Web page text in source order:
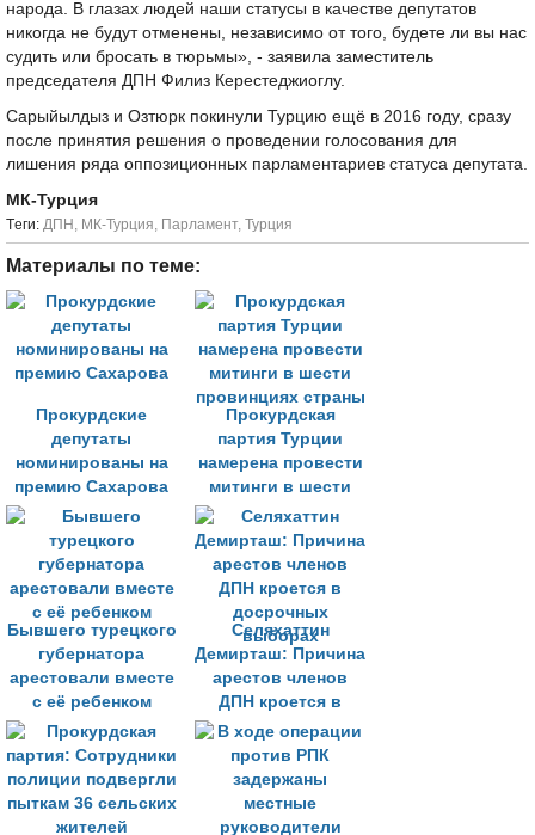
народа. В глазах людей наши статусы в качестве депутатов
никогда не будут отменены, независимо от того, будете ли вы нас
судить или бросать в тюрьмы», - заявила заместитель
председателя ДПН Филиз Керестеджиоглу.
Сарыйылдыз и Озтюрк покинули Турцию ещё в 2016 году, сразу
после принятия решения о проведении голосования для
лишения ряда оппозиционных парламентариев статуса депутата.
МК-Турция
Tеги: ДПН , МК-Турция, Парламент, Турция
Материалы по теме:
Прокурдские
депутаты
номинированы на
премию Сахарова
Прокурдская
партия Турции
намерена провести
митинги в шести
провинциях страны
Бывшего турецкого
губернатора
арестовали вместе
с её ребенком
Селяхаттин
Демирташ: Причина
арестов членов
ДПН кроется в
досрочных
выборах